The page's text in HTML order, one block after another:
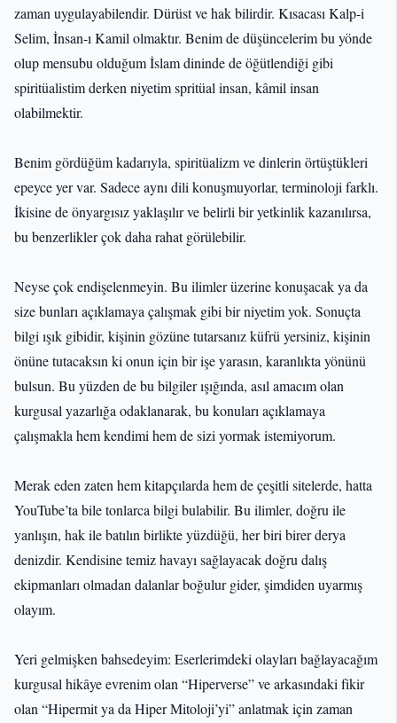
zaman uygulayabilendir. Dürüst ve hak bilirdir. Kısacası Kalp-i
Selim, İnsan-ı Kamil olmaktır. Benim de düşüncelerim bu yönde
olup mensubu olduğum İslam dininde de öğütlendiği gibi
spiritüalistim derken niyetim spritüal insan, kâmil insan
olabilmektir.
Benim gördüğüm kadarıyla, spiritüalizm ve dinlerin örtüştükleri
epeyce yer var. Sadece aynı dili konuşmuyorlar, terminoloji farklı.
İkisine de önyargısız yaklaşılır ve belirli bir yetkinlik kazanılırsa,
bu benzerlikler çok daha rahat görülebilir.
Neyse çok endişelenmeyin. Bu ilimler üzerine konuşacak ya da
size bunları açıklamaya çalışmak gibi bir niyetim yok. Sonuçta
bilgi ışık gibidir, kişinin gözüne tutarsanız küfrü yersiniz, kişinin
önüne tutacaksın ki onun için bir işe yarasın, karanlıkta yönünü
bulsun. Bu yüzden de bu bilgiler ışığında, asıl amacım olan
kurgusal yazarlığa odaklanarak, bu konuları açıklamaya
çalışmakla hem kendimi hem de sizi yormak istemiyorum.
Merak eden zaten hem kitapçılarda hem de çeşitli sitelerde, hatta
YouTube’ta bile tonlarca bilgi bulabilir. Bu ilimler, doğru ile
yanlışın, hak ile batılın birlikte yüzdüğü, her biri birer derya
denizdir. Kendisine temiz havayı sağlayacak doğru dalış
ekipmanları olmadan dalanlar boğulur gider, şimdiden uyarmış
olayım.
Yeri gelmişken bahsedeyim: Eserlerimdeki olayları bağlayacağım
kurgusal hikâye evrenim olan “Hiperverse” ve arkasındaki fikir
olan “Hipermit ya da Hiper Mitoloji’yi” anlatmak için zaman